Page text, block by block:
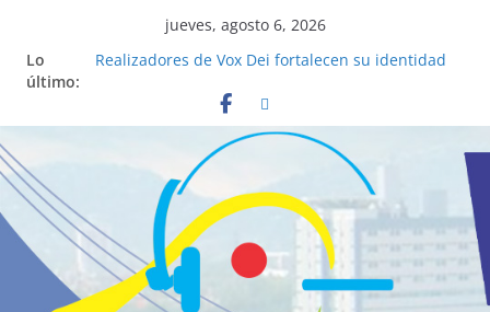
jueves, agosto 6, 2026
Lo
último:
Realizadores de Vox Dei fortalecen su identidad
La ciencia desvela los 5 secretos que tiene
fácilmente un católico para convertirse en
“Superancianos”
Pop Up Market atrae a cientos de visitantes y
dinamiza la economía local
Salud mental a la mesa: la importancia de
hablarlo en familia
Lo que tienen en común la nueva Película Toy
Story 5 y el Papa León XIV